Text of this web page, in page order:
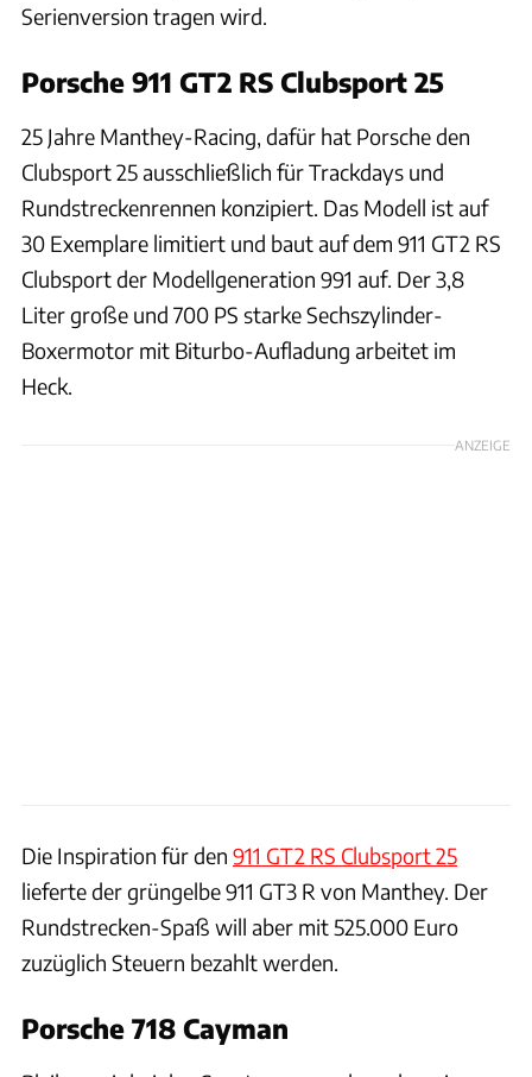
Serienversion tragen wird.
Porsche 911 GT2 RS Clubsport 25
25 Jahre Manthey-Racing, dafür hat Porsche den
Clubsport 25 ausschließlich für Trackdays und
Rundstreckenrennen konzipiert. Das Modell ist auf
30 Exemplare limitiert und baut auf dem 911 GT2 RS
Clubsport der Modellgeneration 991 auf. Der 3,8
Liter große und 700 PS starke Sechszylinder-
Boxermotor mit Biturbo-Aufladung arbeitet im
Heck.
ANZEIGE
Die Inspiration für den 911 GT2 RS Clubsport 25
lieferte der grüngelbe 911 GT3 R von Manthey. Der
Rundstrecken-Spaß will aber mit 525.000 Euro
zuzüglich Steuern bezahlt werden.
Porsche 718 Cayman